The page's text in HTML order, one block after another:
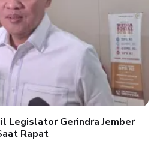
Legislator Gerindra Jember
Rapat